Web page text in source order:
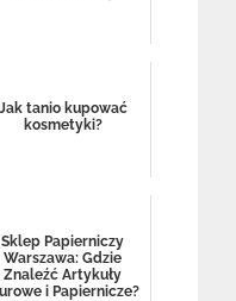
Jak tanio kupować
kosmetyki?
Sklep Papierniczy
Warszawa: Gdzie
Znaleźć Artykuły
i Papiernicze?